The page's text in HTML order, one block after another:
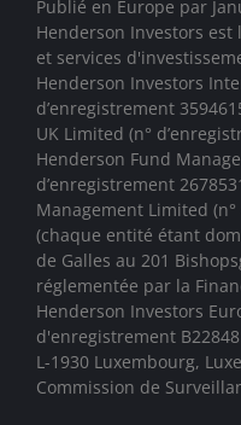
Publié en Europe par
Henderson Investors
et services
Henderson Investors
d’enregistrement
UK Limited (n°
Henderson Fund
d’enregistrement
Management Limited
(chaque entité étant
de Galles au 201
réglementée par la
Henderson Investors
d'enregistrement
L-1930 Luxembourg,
Commission de